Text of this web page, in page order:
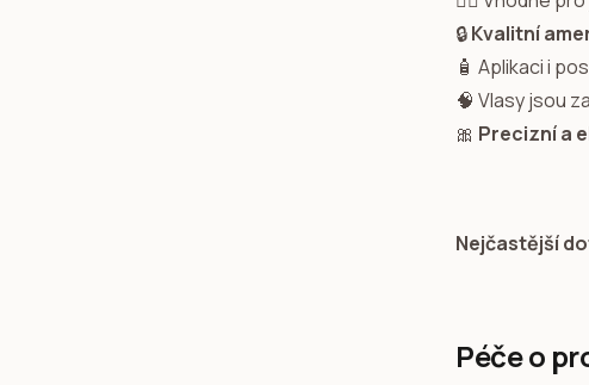
🔒Kvalitní
🧴 Aplikaci i
🧠 Vlasy jsou
🎀 Precizní a
Nejčastější
Péče o